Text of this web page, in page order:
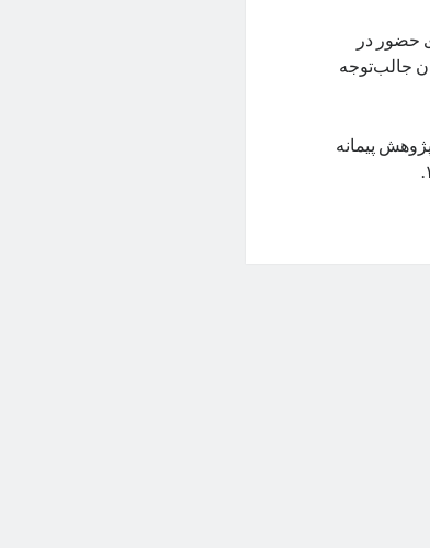
حضور در
جالب‌توجه
پژوهش پیمانه